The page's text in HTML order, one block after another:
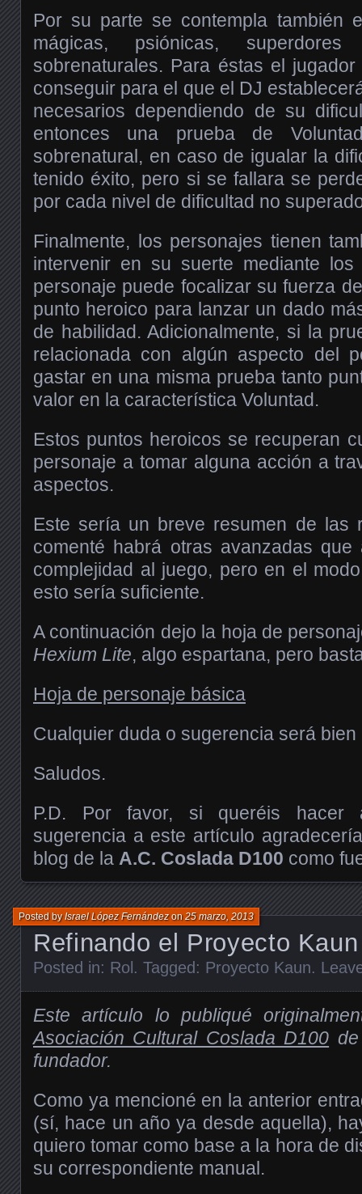
Por su parte se contempla también
mágicas, psiónicas,
sobrenaturales. Para éstas el
conseguir para el que el DJ
necesarios dependiendo de su
entonces una prueba de
sobrenatural, en caso de igualar la
tenido éxito, pero si se fallara se
por cada nivel de dificultad no
Finalmente, los personajes tienen
intervenir en su suerte mediante
personaje puede focalizar su fuerza
punto heroico para lanzar un dado
de habilidad. Adicionalmente, si la
relacionada con algún aspecto del
gastar en una misma prueba tanto
valor en la característica Voluntad.
Estos puntos heroicos se recuperan
personaje a tomar alguna acción a
aspectos.
Este sería un breve resumen de las
comenté habrá otras avanzadas
complejidad al juego, pero en el
esto sería suficiente.
A continuación dejo la hoja de
Hexium Lite, algo espartana, pero
Hoja de personaje básica
Cualquier duda o sugerencia será bien
Saludos.
P.D. Por favor, si queréis hacer
sugerencia a este artículo
blog de la A.C. Coslada D100 como
Refinando el Proyecto Kaun
Posted byIsrael López Fernándezon25 marzo, 2013
Posted in: Rol. Tagged: Proyecto Kaun.
Este artículo lo publiqué
Asociación Cultural Coslada D100
fundador.
Como ya mencioné en la anterior
(sí, hace un año ya desde aquella),
quiero tomar como base a la hora de
su correspondiente manual.